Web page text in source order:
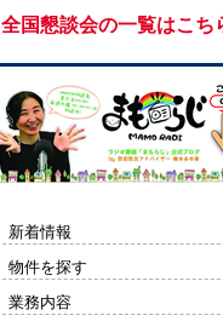
全国懇談会の一覧はこち
新着情報
物件を探す
業務内容